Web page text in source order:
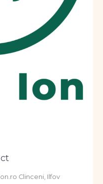
Clinceni, Ilfov